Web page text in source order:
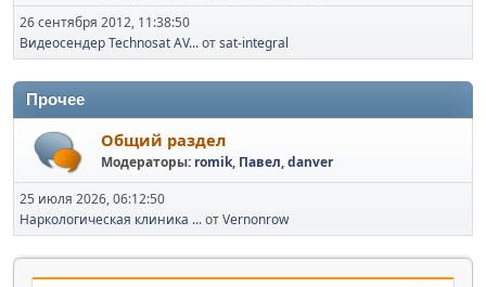
26 сентября 2012, 11:38:50
Видеосендер Technosat AV...отsat-integral
Прочее
Общий раздел
Модераторы: romik, Павел,danver
25 июля 2026, 06:12:50
Наркологическая клиника ...отVernonrow